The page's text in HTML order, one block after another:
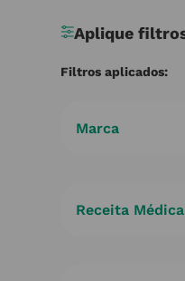
Marca
Receita Médica